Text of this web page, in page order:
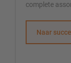
complete
Naar